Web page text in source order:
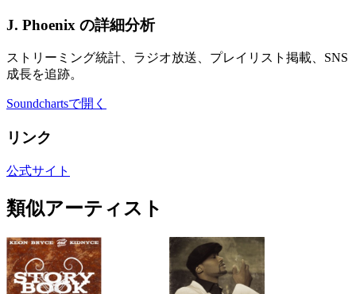
J. Phoenix の詳細分析
ストリーミング統計、ラジオ放送、プレイリスト掲載、SNS
成長を追跡。
Soundchartsで開く
リンク
公式サイト
類似アーティスト